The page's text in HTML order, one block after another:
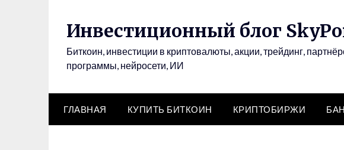
Инвестиционный блог
Биткоин, инвестиции в криптовалюты, акции, трейдинг,
программы, нейросети, ИИ
ГЛАВНАЯ КУПИТЬ БИТКОИН КРИПТОБИРЖИ